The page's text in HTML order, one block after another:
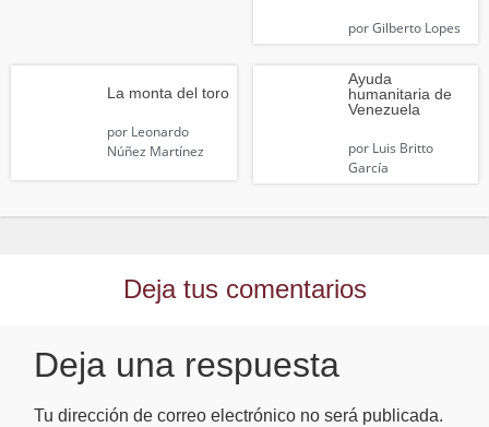
porGilberto Lopes
La monta del toro
porLeonardo
Núñez Martínez
Ayuda
humanitaria de
Venezuela
por Luis Britto
García
Deja tus comentarios
Deja una respuesta
Tu dirección de correo electrónico no será publicada.